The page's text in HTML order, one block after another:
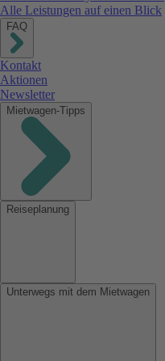
Alle Leistungen auf einen Blick
FAQ
Kontakt
Aktionen
Newsletter
Mietwagen-Tipps
Reiseplanung
Unterwegs mit dem Mietwagen